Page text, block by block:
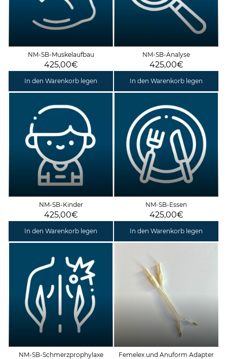
NM-SB-Muskelaufbau
425,00€
In den Warenkorb legen
NM-SB-Analyse
425,00€
In den Warenkorb legen
NM-SB-Kinder
425,00€
In den Warenkorb legen
NM-SB-Essen
425,00€
In den Warenkorb legen
NM-SB-Schmerzprophylaxe Femelex und Anuform Adapter